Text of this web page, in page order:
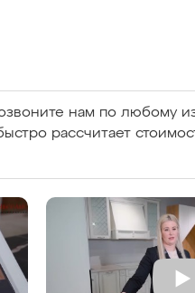
нам по любому
рассчитает